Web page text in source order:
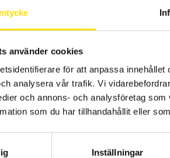
använder cookies
för att anpassa
analysera vår trafik. Vi
och annons- och analysföretag
som du har tillhandahållit eller
Inställningar
med 8
mellan
har